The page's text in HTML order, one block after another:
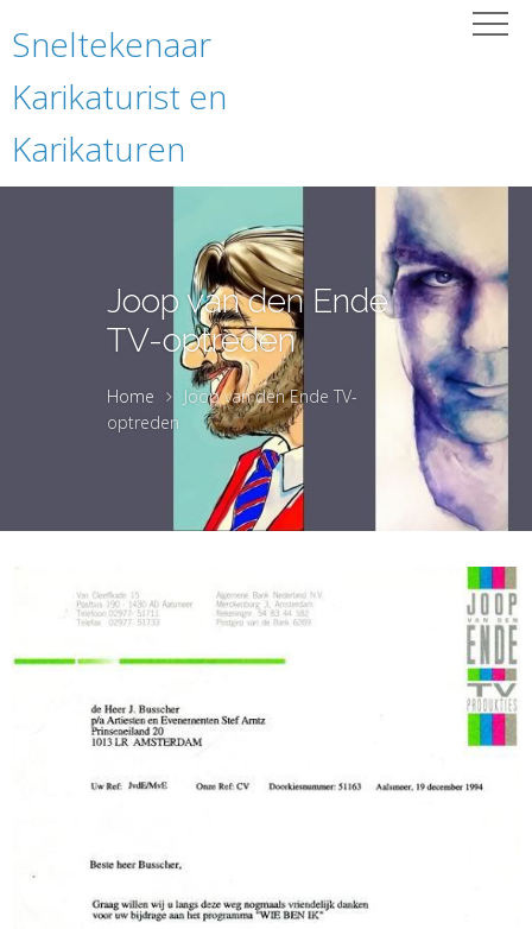
Sneltekenaar
Karikaturist en
Karikaturen
Joop van den Ende
TV-optreden
Home
Joop van den Ende TV-
optreden